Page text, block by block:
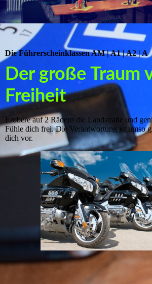
Die Führerscheinklassen AM | A1 | A2 | A
Der große Traum
Freiheit
Erobere auf 2 Rädern die Landstraße und
Fühle dich frei. Die Verantwortung ist umso
dich vor.